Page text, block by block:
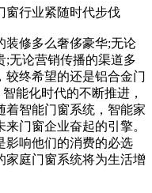
窗行业紧随时代步伐
装修多么奢侈豪华;无论
;无论营销传播的渠道多
较终希望的还是铝合金门
能化时代的不断推进，
着智能门窗系统，智能家
门窗企业奋起的引擎。
影响他们的消费的必选
家庭门窗系统将为生活增